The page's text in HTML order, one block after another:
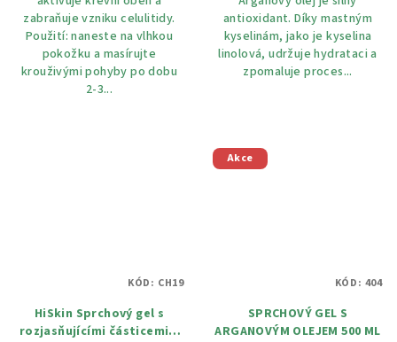
zabraňuje vzniku celulitidy.
Použití: naneste na vlhkou
pokožku a masírujte
krouživými pohyby po dobu
2-3...
antioxidant. Díky mastným
kyselinám, jako je kyselina
linolová, udržuje hydrataci a
zpomaluje proces...
HiSkin Sprchový gel s
rozjasňujícími částicemi a
KÓD: CH19
Akce
SPRCHOVÝ GEL S
ARGANOVÝM OLEJEM 500 ML
KÓD: 404